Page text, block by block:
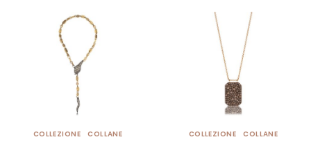
COLLEZIONE COLLANE COLLEZIONE COLLANE